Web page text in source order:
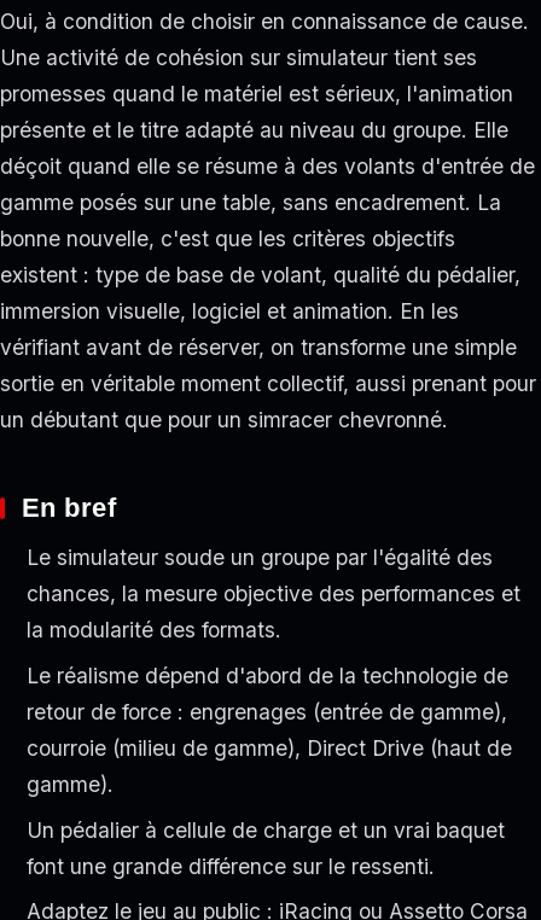
Oui, à condition de choisir en connaissance de cause.
Une activité de cohésion sur simulateur tient ses
promesses quand le matériel est sérieux, l'animation
présente et le titre adapté au niveau du groupe. Elle
déçoit quand elle se résume à des volants d'entrée de
gamme posés sur une table, sans encadrement. La
bonne nouvelle, c'est que les critères objectifs
existent : type de base de volant, qualité du pédalier,
immersion visuelle, logiciel et animation. En les
vérifiant avant de réserver, on transforme une simple
sortie en véritable moment collectif, aussi prenant pour
un débutant que pour un simracer chevronné.
En bref
Le simulateur soude un groupe par l'égalité des
chances, la mesure objective des performances et
la modularité des formats.
Le réalisme dépend d'abord de la technologie de
retour de force : engrenages (entrée de gamme),
courroie (milieu de gamme), Direct Drive (haut de
gamme).
Un pédalier à cellule de charge et un vrai baquet
font une grande différence sur le ressenti.
Adaptez le jeu au public : iRacing ou Assetto Corsa